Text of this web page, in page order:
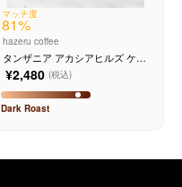
マッチ度
81%
hazeru coffee
タンザニア アカシアヒルズ ケン
ト フリーウォッシュド 10個入り
¥2,480 (税込)
Dark Roast